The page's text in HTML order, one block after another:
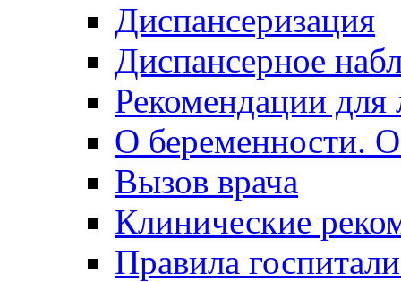
Диспансеризация
Диспансерное
Рекомендации для
О беременности.
Вызов врача
Клинические
Правила